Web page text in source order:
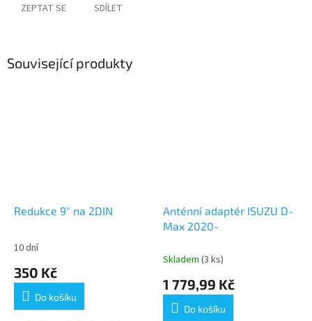
ZEPTAT SE SDÍLET
Související produkty
Redukce 9" na 2DIN
Průměrné
produktu
5,0
10 dní
350 Kč
Do košíku
Anténní adaptér ISUZU D-
Max 2020-
Skladem (3 ks)
1 779,99 Kč
Do košíku